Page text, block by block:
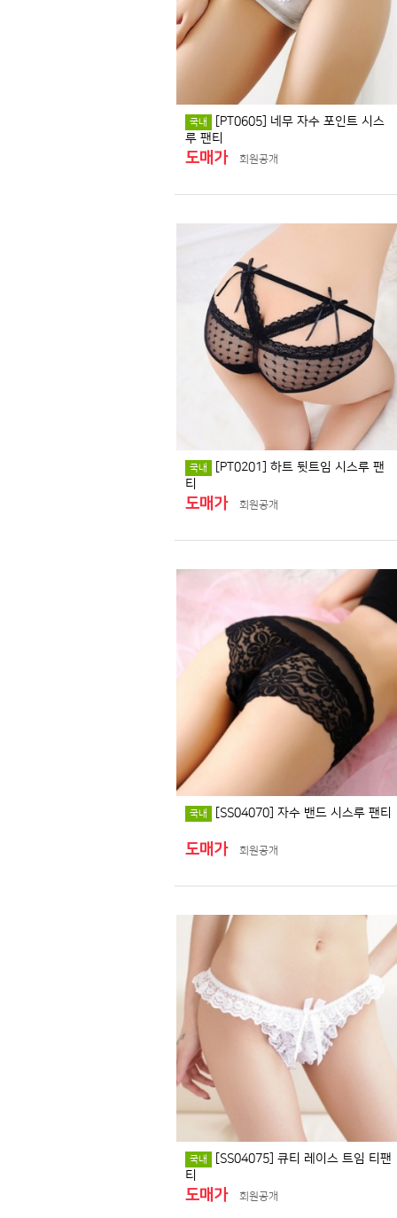
국내
[PT0605] 네무 자수 포인트 시스
루 팬티
도매가 회원공개
국내
[PT0201] 하트 뒷트임 시스루 팬
티
도매가 회원공개
국내 [SS04070] 자수 밴드 시스루 팬티
도매가 회원공개
국내
[SS04075] 큐티 레이스 트임 티팬
티
도매가 회원공개